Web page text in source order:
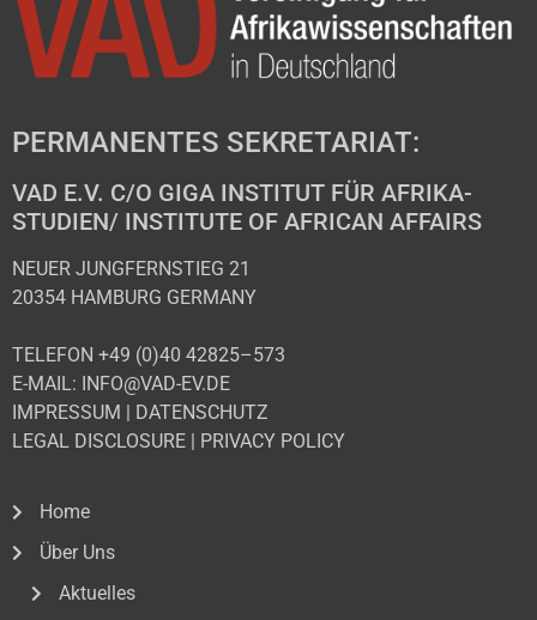
PERMANENTES SEKRETARIAT:
VAD E.V. C/O GIGA INSTITUT FÜR AFRIKA-
STUDIEN/ INSTITUTE OF AFRICAN AFFAIRS
NEUER JUNGFERNSTIEG 21
20354 HAMBURG GERMANY
TELEFON +49 (0)40 42825–573
E-MAIL: INFO@VAD-EV.DE
IMPRESSUM
DATENSCHUTZ
LEGAL DISCLOSURE
PRIVACY POLICY
Home
Über Uns
Aktuelles